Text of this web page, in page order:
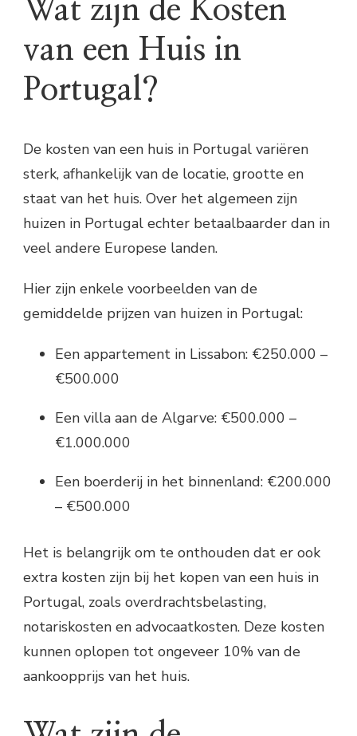
Wat zijn de Kosten
van een Huis in
Portugal?
De kosten van een huis in Portugal variëren
sterk, afhankelijk van de locatie, grootte en
staat van het huis. Over het algemeen zijn
huizen in Portugal echter betaalbaarder dan in
veel andere Europese landen.
Hier zijn enkele voorbeelden van de
gemiddelde prijzen van huizen in Portugal:
Een appartement in Lissabon: €250.000 –
€500.000
Een villa aan de Algarve: €500.000 –
€1.000.000
Een boerderij in het binnenland: €200.000
– €500.000
Het is belangrijk om te onthouden dat er ook
extra kosten zijn bij het kopen van een huis in
Portugal, zoals overdrachtsbelasting,
notariskosten en advocaatkosten. Deze kosten
kunnen oplopen tot ongeveer 10% van de
aankoopprijs van het huis.